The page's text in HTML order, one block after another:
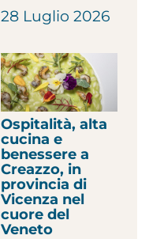
28 Luglio 2026
Ospitalità, alta
cucina e
benessere a
Creazzo, in
provincia di
Vicenza nel
cuore del
Veneto